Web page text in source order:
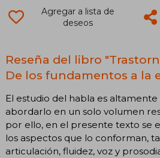
Agregar a lista de
deseos
Reseña del libro
De los fundamentos a la
El estudio del habla es
abordarlo en un solo volumen
por ello, en el presente texto se
los aspectos que lo conforman,
articulación, fluidez, voz y